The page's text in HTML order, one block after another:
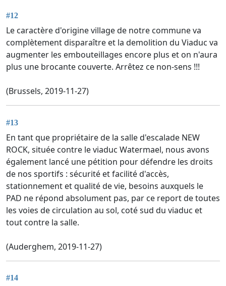
#12
Le caractère d'origine village de notre commune va
complètement disparaître et la demolition du Viaduc va
augmenter les embouteillages encore plus et on n'aura
plus une brocante couverte. Arrêtez ce non-sens !!!
(Brussels, 2019-11-27)
#13
En tant que propriétaire de la salle d'escalade NEW
ROCK, située contre le viaduc Watermael, nous avons
également lancé une pétition pour défendre les droits
de nos sportifs : sécurité et facilité d'accès,
stationnement et qualité de vie, besoins auxquels le
PAD ne répond absolument pas, par ce report de toutes
les voies de circulation au sol, coté sud du viaduc et
tout contre la salle.
(Auderghem, 2019-11-27)
#14